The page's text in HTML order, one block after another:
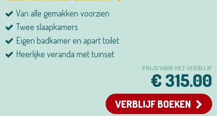
Van alle gemakken voorzien
Twee slaapkamers
Eigen badkamer en apart toilet
Heerlijke veranda met tuinset
PRIJS VOOR HET VERBLIJF
€ 315.00
VERBLIJF BOEKEN